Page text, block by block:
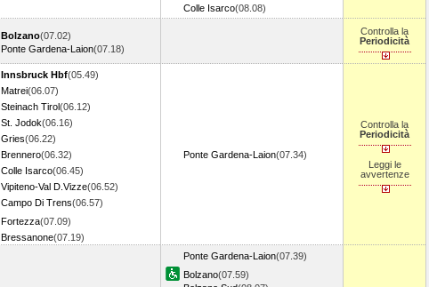
Colle Isarco(08.08)
Bolzano(07.02)
Ponte Gardena-Laion(07.18)
Controlla la
Periodicità
Innsbruck Hbf(05.49)
Matrei(06.07)
Steinach Tirol(06.12)
St. Jodok(06.16)
Gries(06.22)
Brennero(06.32)
Colle Isarco(06.45)
Vipiteno-Val D.Vizze(06.52)
Campo Di Trens(06.57)
Fortezza(07.09)
Bressanone(07.19)
Ponte Gardena-Laion(07.34)
Controlla la
Periodicità
Leggi le
avvertenze
Ponte Gardena-Laion(07.39)
Bolzano(07.59)